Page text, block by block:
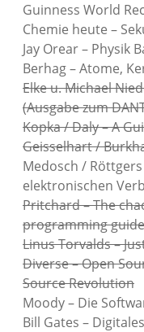
Guinness World
Chemie heute –
Jay Orear – Physik
Berhag – Atome,
Elke u. Michael
(Ausgabe zum
Kopka / Daly – A
Geisselhart /
Medosch /
elektronischen
Pritchard – The
programming guide
Linus Torvalds –
Diverse – Open
Source Revolution
Moody – Die
Bill Gates –